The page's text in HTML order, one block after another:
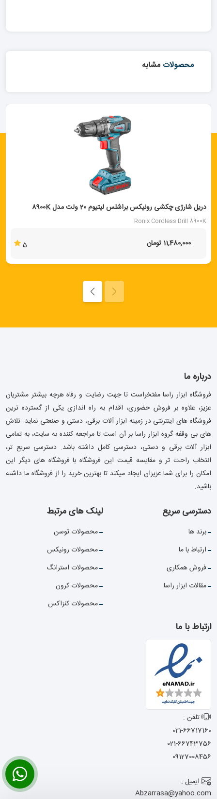
محصولات مشابه
دریل شارژی چکشی رونیکس براشلس لیتیوم 20 ولت مدل 8900K
Ronix Cordless Drill 8900K
11,480,000 تومان 5
درباره ما
فروشگاه ابزار راسا مفتخراست تا جهت رضایت و رفاه هرچه بیشتر مشتریان
عزیز، علاوه بر فروش حضوری، اقدام به راه اندازی یکی از گسترده ترین
فروشگاه های اینترنتی در زمینه ابزار آلات برقی، دستی و صنعتی نماید. تلاش
های بی وقفه گروه ابزار راسا بر آن است تا مراجعه کننده به سایت، به تمامی
ابزار آلات برقی و دستی، دسترسی کامل داشته باشد. دسترسی سریع تر،
انتخاب راحت تر و مقایسه قیمت این فروشگاه با فروشگاه های دیگر این
امکان را برای شما عزیزان ایجاد میکند تا بهترین خرید را از فروشگاه ما داشته
باشید.
دسترسی سریع
برند ها
ارتباط با ما
فروش همکاری
مقالات ابزار راسا
لینک های مرتبط
محصولات توسن
محصولات رونیکس
محصولات استرانگ
محصولات کرون
محصولات کنزاکس
ارتباط با ما
تلفن :
021-66717160
021-66743756
09127008456
ایمیل :
Abzarrasa@yahoo.com